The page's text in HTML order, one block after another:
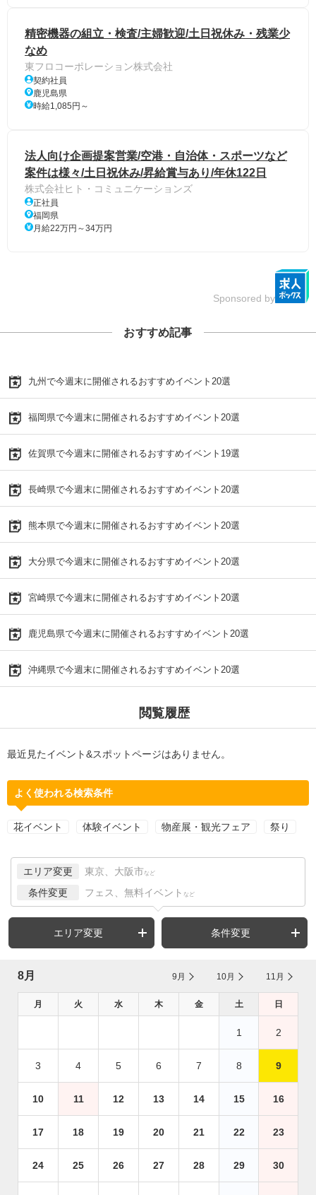
精密機器の組立・検査/主婦歓迎/土日祝休み・残業少
なめ
東フロコーポレーション株式会社
契約社員
鹿児島県
時給1,085円～
法人向け企画提案営業/空港・自治体・スポーツなど
案件は様々/土日祝休み/昇給賞与あり/年休122日
株式会社ヒト・コミュニケーションズ
正社員
福岡県
月給22万円～34万円
Sponsored by
おすすめ記事
九州で今週末に開催されるおすすめイベント20選
福岡県で今週末に開催されるおすすめイベント20選
佐賀県で今週末に開催されるおすすめイベント19選
長崎県で今週末に開催されるおすすめイベント20選
熊本県で今週末に開催されるおすすめイベント20選
大分県で今週末に開催されるおすすめイベント20選
宮崎県で今週末に開催されるおすすめイベント20選
鹿児島県で今週末に開催されるおすすめイベント20選
沖縄県で今週末に開催されるおすすめイベント20選
閲覧履歴
最近見たイベント&スポットページはありません。
よく使われる検索条件
花イベント 体験イベント 物産展・観光フェア 祭り
エリア変更 東京、大阪市 など
条件変更 フェス、無料イベント など
エリア変更 条件変更
8月 9月 10月 11月
月 火 水 木 金 土 日
1 2
3 4 5 6 7 8 9
10 11 12 13 14 15 16
17 18 19 20 21 22 23
24 25 26 27 28 29 30